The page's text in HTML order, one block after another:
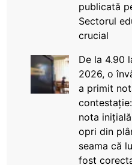
publicată
Sectorul
crucial
De la 4.90
2026, o
a primit
nota
opri din
seama că
fost